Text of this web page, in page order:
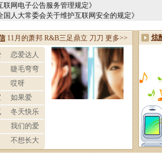
联网电子公告服务管理规定》
国人大常委会关于维护互联网安全的规定》